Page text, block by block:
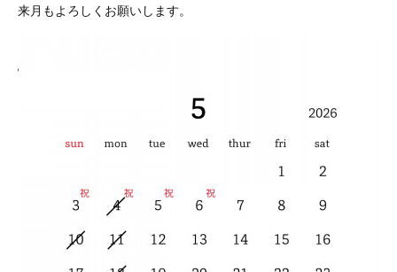
来月もよろしくお願いします。